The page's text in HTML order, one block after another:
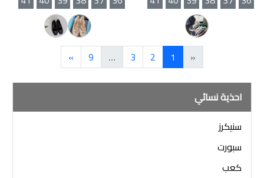
«
1
2
3
…
9
»
احذية نسائي
سنيكرز
سبورت
كعب